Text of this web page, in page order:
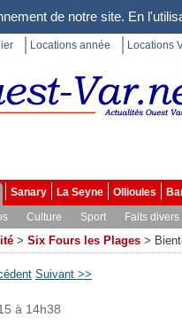
de notre site. En
Locations année Locations
Sanary La Seyne Ollioules
Culture Sport Faits divers
> Six Fours les Plages >
Suivant >>
à 14h38